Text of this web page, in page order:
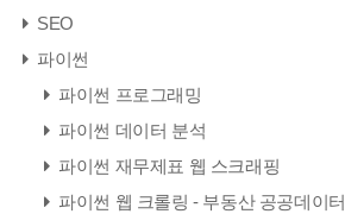
SEO
파이썬
파이썬 프로그래밍
파이썬 데이터 분석
파이썬 재무제표 웹 스크래핑
파이썬 웹 크롤링 - 부동산 공공데이터